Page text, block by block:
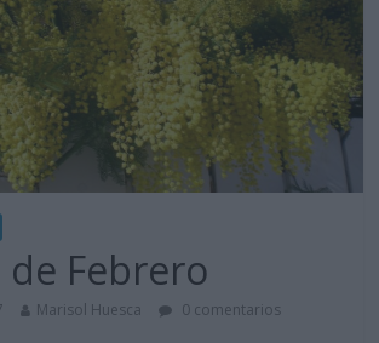
de Febrero
Marisol Huesca 0 comentarios